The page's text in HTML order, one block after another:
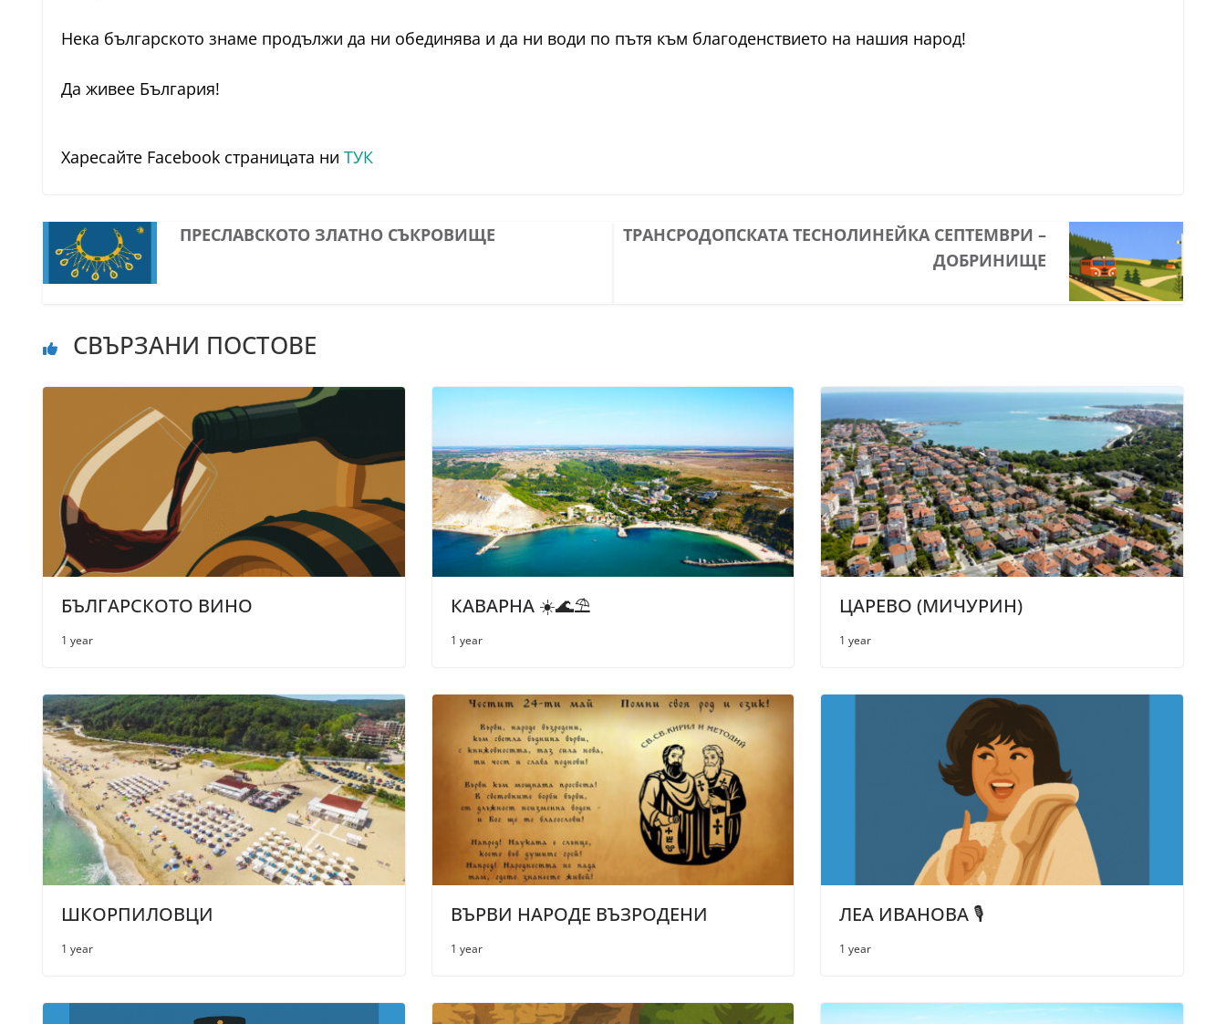
Нека българското знаме продължи да ни обединява и да ни води по пътя към благоденствието на нашия народ!
Да живее България!
Харесайте Facebook страницата ни ТУК
ПРЕСЛАВСКОТО ЗЛАТНО СЪКРОВИЩЕ
ТРАНСРОДОПСКАТА ТЕСНОЛИНЕЙКА СЕПТЕМВРИ –
ДОБРИНИЩЕ
СВЪРЗАНИ ПОСТОВЕ
БЪЛГАРСКОТО ВИНО
1 year
КАВАРНА ☀️🌊⛱
1 year
ЦАРЕВО (МИЧУРИН)
1 year
ШКОРПИЛОВЦИ
1 year
ВЪРВИ НАРОДЕ ВЪЗРОДЕНИ
1 year
ЛЕА ИВАНОВА 🎙
1 year